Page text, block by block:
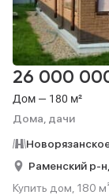
Дом — 180 м²
Дома, дачи
26 000
Раменский р-н,
Купить дом, 180